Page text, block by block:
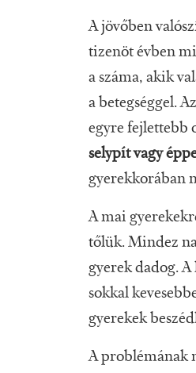
A jövőben
tizenöt évben
a száma, akik
a betegséggel.
egyre fejlettebb
selypít vagy
gyerekkorában
A mai
tőlük. Mindez
gyerek dadog.
sokkal
gyerekek
A problémának